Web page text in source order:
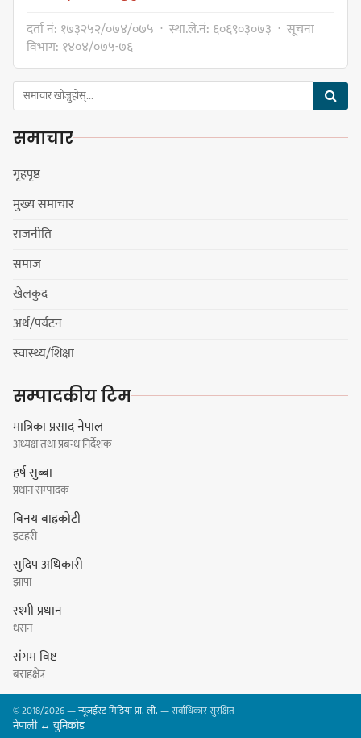
डिपो बास्केटबलको फाइनलमा प्रभात र
पाराडाइज भिड्ने
हिमालयन मेघा,हिमशिखर, पाराडाइज र
जनालाई विद्वत सम्मान
दर्ता नं: १७३२५२/०७४/०७५ · स्था.ले.नं: ६०६९०३०७३ · सूचना
विभाग: १४०४/०७५-७६
समाचार
गृहपृष्ठ
मुख्य समाचार
राजनीति
समाज
खेलकुद
अर्थ/पर्यटन
स्वास्थ्य/शिक्षा
सम्पादकीय टिम
मात्रिका प्रसाद नेपाल
अध्यक्ष तथा प्रबन्ध निर्देशक
हर्ष सुब्बा
प्रधान सम्पादक
बिनय बाह्रकोटी
इटहरी
सुदिप अधिकारी
झापा
रश्मी प्रधान
धरान
संगम विष्ट
बराहक्षेत्र
© 2018/2026 —न्यूजईस्ट मिडिया प्रा. ली. — सर्वाधिकार सुरक्षित
नेपाली ↔ युनिकोड